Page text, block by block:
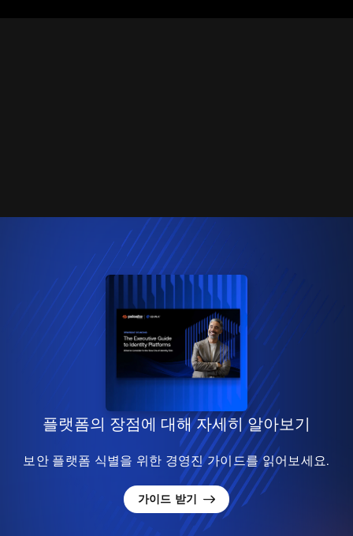
플랫폼의 장점에 대해 자세히 알아보기
보안 플랫폼 식별을 위한 경영진 가이드를 읽어보세요.
가이드 받기